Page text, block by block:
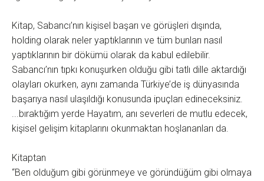
Kitap, Sabancı’nın kişisel başarı ve görüşleri dışında,
holding olarak neler yaptıklarının ve tüm bunları nasıl
yaptıklarının bir dökümü olarak da kabul edilebilir.
Sabancı’nın tıpkı konuşurken olduğu gibi tatlı dille aktardığı
olayları okurken, aynı zamanda Türkiye’de iş dünyasında
başarıya nasıl ulaşıldığı konusunda ipuçları edineceksiniz.
...bıraktığım yerde Hayatım, anı severleri de mutlu edecek,
kişisel gelişim kitaplarını okunmaktan hoşlananları da.
Kitaptan
“Ben olduğum gibi görünmeye ve göründüğüm gibi olmaya